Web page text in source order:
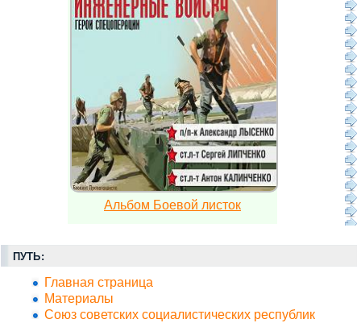
Альбом Боевой листок
ПУТЬ:
Главная страница
Материалы
Союз советских социалистических республик